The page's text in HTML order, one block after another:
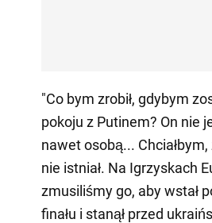
"Co bym zrobił, gdybym
pokoju z Putinem? On nie
nawet osobą...
nie istniał. Na Igrzyskach
zmusiliśmy go, aby wstał
finału i stanął przed